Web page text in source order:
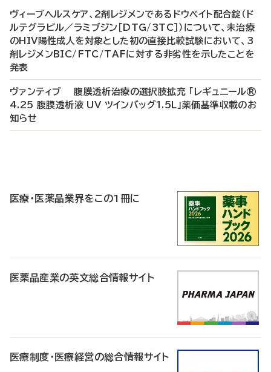
ヴィーブヘルスケア、2剤レジメンであるドウベイト配合錠（ド
ルテグラビル／ラミブジン［DTG/3TC］）について、未治療
のHIV陽性成人を対象とした初の直接比較試験において、3
剤レジメンBIC/FTC/TAFに対する非劣性を示したことを
発表
ヴァンティブ 腹膜透析治療の選択肢拡充 「レギュニール®
4.25 腹膜透析液 UV ツインバッグ1.5L」薬価基準収載のお
知らせ
医療・医薬品業界をこの1冊に
医薬品産業の英文総合情報サイト
医療制度・医療経営の総合情報サイト